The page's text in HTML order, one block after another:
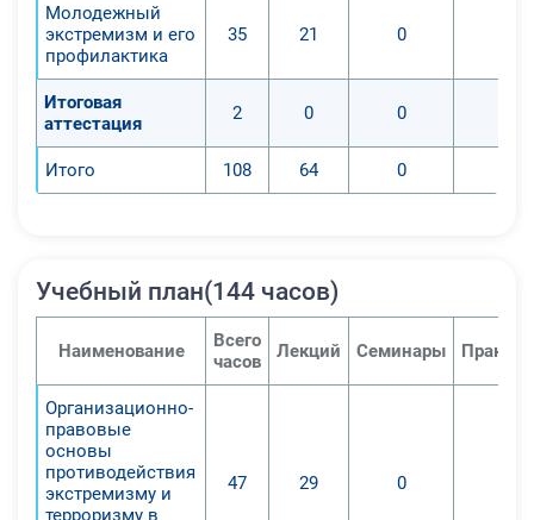
Молодежный
экстремизм и его
профилактика
35 21 0
Итоговая
аттестация
2 0 0
Итого 108 64 0
Учебный план(144 часов)
Наименование
Всего
часов
Лекций Семинары
Организационно-
правовые
основы
противодействия
экстремизму и
терроризму в
47 29 0